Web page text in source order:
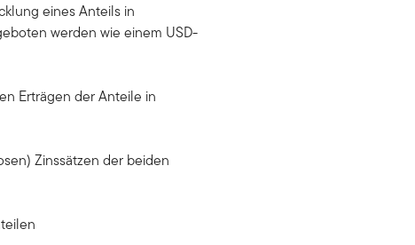
eines Anteils in
werden wie einem USD-
Erträgen der Anteile in
Zinssätzen der beiden